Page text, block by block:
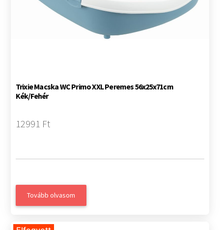
Trixie Macska WC Primo XXL Peremes 56x25x71cm
Kék/Fehér
12991 Ft
Tovább olvasom